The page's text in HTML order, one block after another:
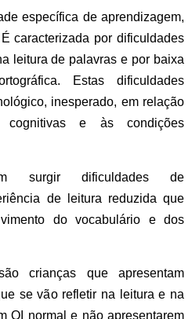
específica de aprendizagem,
caracterizada por dificuldades
leitura de palavras e por baixa
Estas dificuldades
inesperado, em relação
cognitivas e às condições
surgir dificuldades de
de leitura reduzida que
do vocabulário e dos
crianças que apresentam
se vão refletir na leitura e na
QI normal e não apresentarem